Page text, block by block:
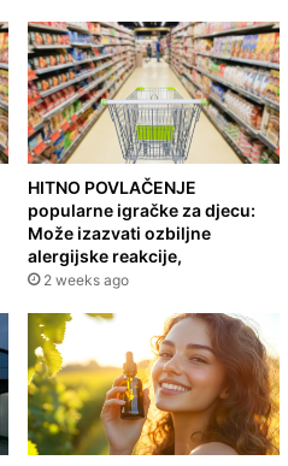
HITNO POVLAČENJE
popularne igračke za djecu:
Može izazvati ozbiljne
alergijske reakcije,
2 weeks ago